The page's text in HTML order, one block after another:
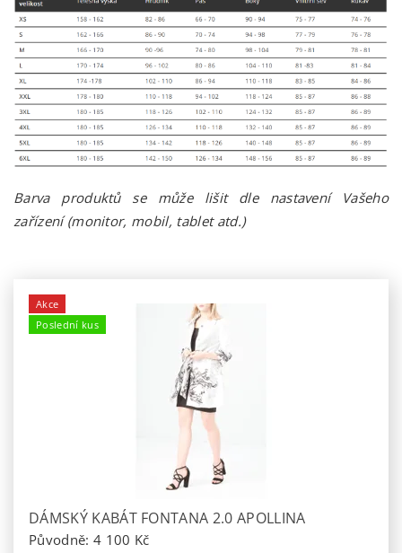
Barva produktů se může lišit dle nastavení Vašeho
zařízení (monitor, mobil, tablet atd.)
Akce
Poslední kus
DÁMSKÝ KABÁT FONTANA 2.0 APOLLINA
Původně: 4 100 Kč